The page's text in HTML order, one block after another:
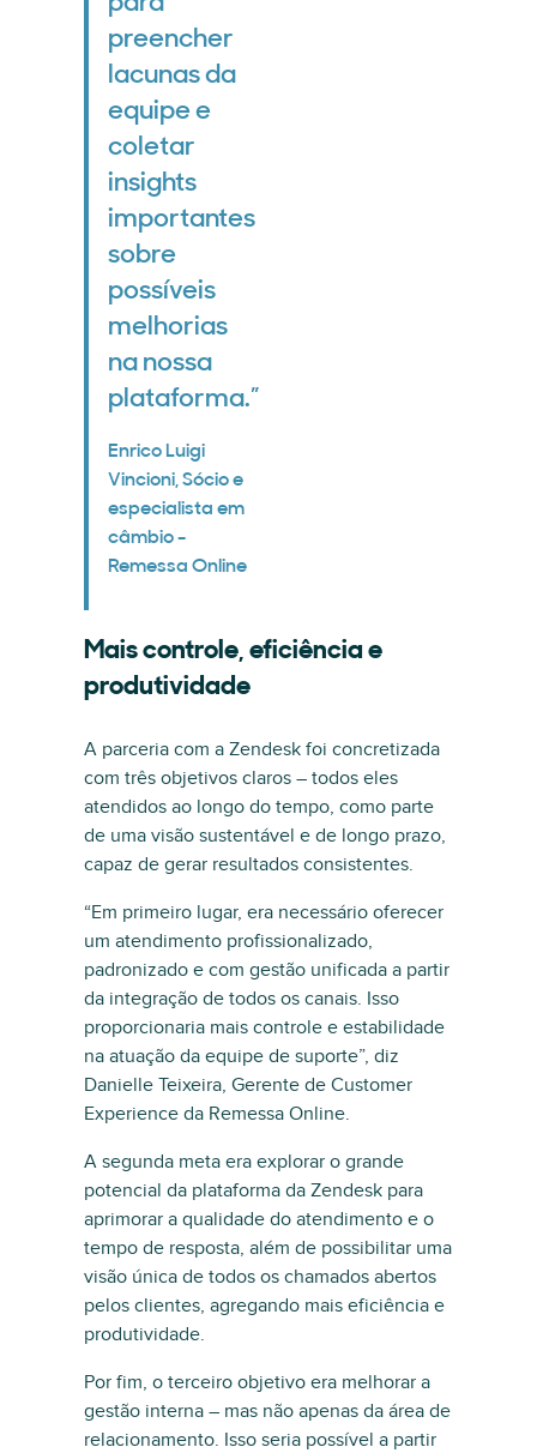
preencher
lacunas da
equipe e
coletar
insights
importantes
sobre
possíveis
melhorias
na nossa
plataforma.”
Enrico Luigi
Vincioni, Sócio e
especialista em
câmbio -
Remessa Online
Mais controle, eficiência e
produtividade
A parceria com a Zendesk foi concretizada
com três objetivos claros – todos eles
atendidos ao longo do tempo, como parte
de uma visão sustentável e de longo prazo,
capaz de gerar resultados consistentes.
“Em primeiro lugar, era necessário oferecer
um atendimento profissionalizado,
padronizado e com gestão unificada a partir
da integração de todos os canais. Isso
proporcionaria mais controle e estabilidade
na atuação da equipe de suporte”, diz
Danielle Teixeira, Gerente de Customer
Experience da Remessa Online.
A segunda meta era explorar o grande
potencial da plataforma da Zendesk para
aprimorar a qualidade do atendimento e o
tempo de resposta, além de possibilitar uma
visão única de todos os chamados abertos
pelos clientes, agregando mais eficiência e
produtividade.
Por fim, o terceiro objetivo era melhorar a
gestão interna – mas não apenas da área de
relacionamento. Isso seria possível a partir